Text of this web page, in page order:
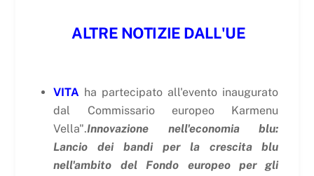
ALTRE NOTIZIE DALL'UE
VITA ha partecipato all'evento inaugurato
dal Commissario europeo Karmenu
Vella".Innovazione nell'economia blu:
Lancio dei bandi per la crescita blu
nell'ambito del Fondo europeo per gli